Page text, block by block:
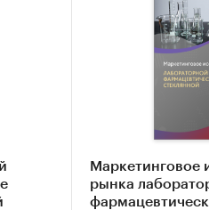
в
Маркетинговое
рынка